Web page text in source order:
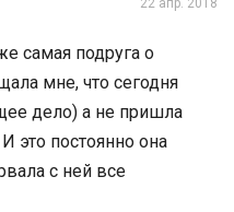
22 апр. 2018
самая подруга о
мне, что сегодня
дело) а не пришла
это постоянно она
с ней все